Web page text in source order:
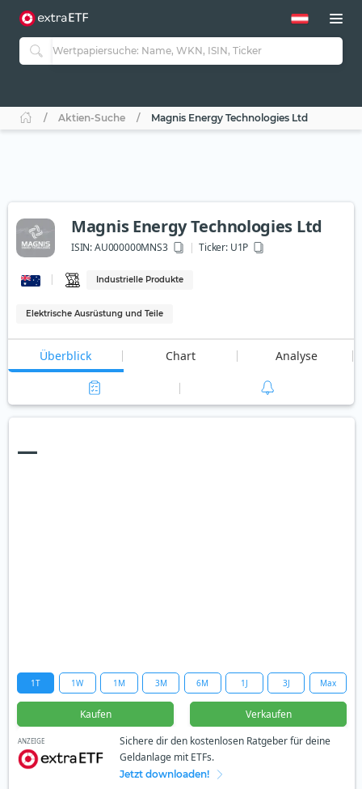
Aktien-Suche Magnis Energy Technologies Ltd
Magnis Energy Technologies Ltd
ISIN:AU000000MNS3 Ticker:U1P
Industrielle Produkte
Elektrische Ausrüstung und Teile
Überblick Chart Analyse
—
1T 1W 1M 3M 6M 1J 3J Max
Kaufen Verkaufen
ANZEIGE
Sichere dir den kostenlosen Ratgeber für deine
Geldanlage mit ETFs.
Jetzt downloaden!